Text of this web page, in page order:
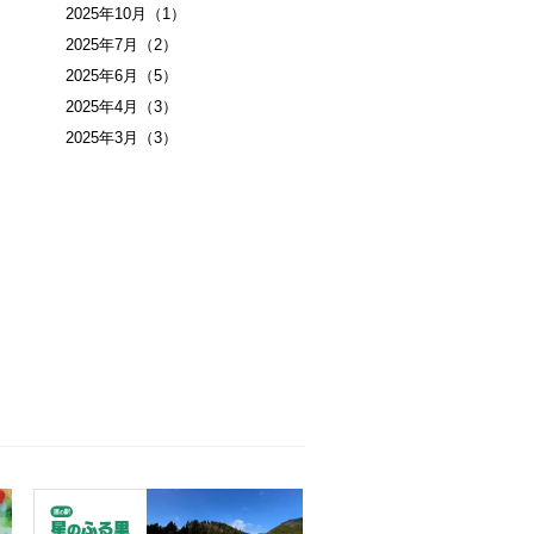
2025年10月
（1）
2025年7月
（2）
2025年6月
（5）
2025年4月
（3）
2025年3月
（3）